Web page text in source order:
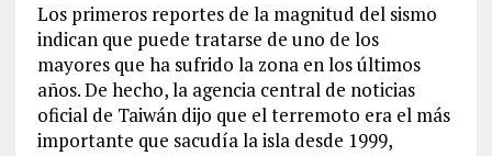
Los primeros reportes de la magnitud del sismo
indican que puede tratarse de uno de los
mayores que ha sufrido la zona en los últimos
años. De hecho, la agencia central de noticias
oficial de Taiwán dijo que el terremoto era el más
importante que sacudía la isla desde 1999,